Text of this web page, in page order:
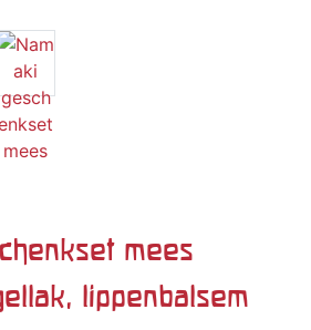
mees
lippenbalsem